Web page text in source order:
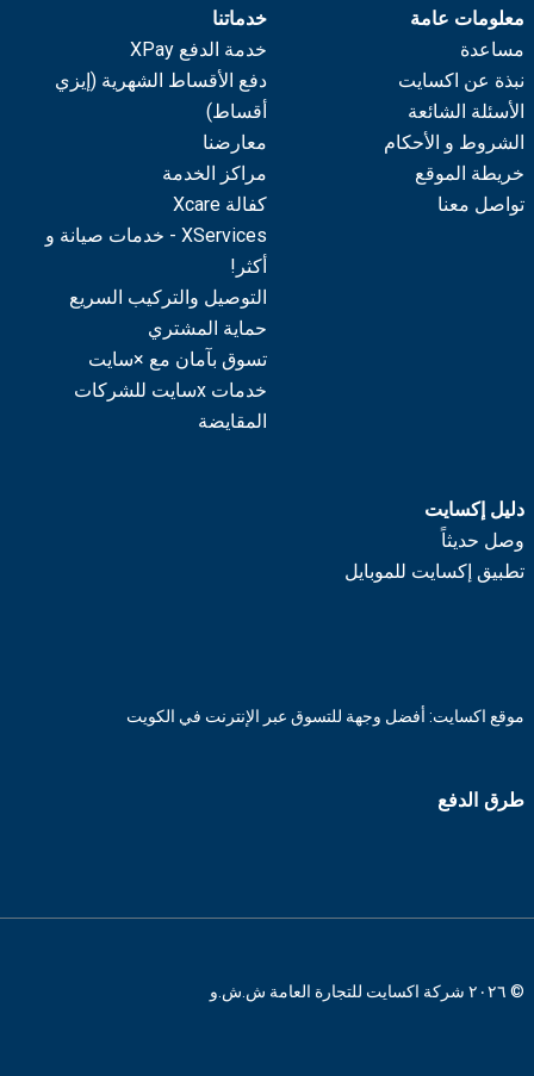
معلومات عامة
مساعدة
نبذة عن اكسايت
الأسئلة الشائعة
الشروط و الأحكام
خريطة الموقع
تواصل معنا
خدماتنا
خدمة الدفع XPay
دفع الأقساط الشهرية (إيزي
أقساط)
معارضنا
مراكز الخدمة
كفالة Xcare
XServices - خدمات صيانة و
أكثر!
التوصيل والتركيب السريع
حماية المشتري
تسوق بآمان مع ×سايت
خدمات xسايت للشركات
المقايضة
دليل إكسايت
وصل حديثاً
تطبيق إكسايت للموبايل
موقع اكسايت: أفضل وجهة للتسوق عبر الإنترنت في الكويت
طرق الدفع
© ٢٠٢٦ شركة اكسايت للتجارة العامة ش.ش.و